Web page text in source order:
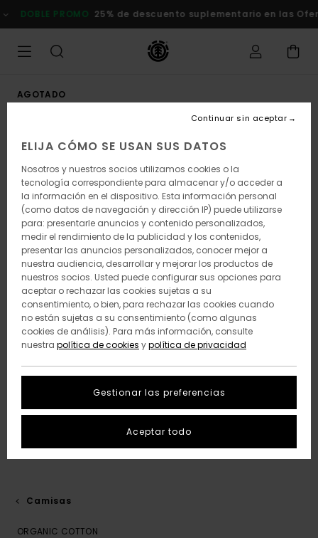
a
la
DOBLE PROMO 25% de descuento suplementario en las
AGOTADO
Camisas
ORGANIC COTTON
ELIJA CÓMO SE USAN SUS DATOS
Nosotros y nuestros socios utilizamos cookies o la
tecnología correspondiente para almacenar y/o acceder a
la información en el dispositivo. Esta información personal
(como datos de navegación y dirección IP) puede utilizarse
para: presentarle anuncios y contenido personalizados,
medir el rendimiento de la publicidad y los contenidos,
presentar las anuncios personalizados, conocer mejor a
nuestra audiencia, desarrollar y mejorar los productos de
nuestros socios. Usted puede configurar sus opciones para
aceptar o rechazar las cookies sujetas a su
consentimiento, o bien, para rechazar las cookies cuando
no están sujetas a su consentimiento (como algunas
cookies de análisis). Para más información, consulte
nuestra política de cookies ypolítica de privacidad
Gestionar las preferencias
Continuar sin aceptar
Aceptar todo